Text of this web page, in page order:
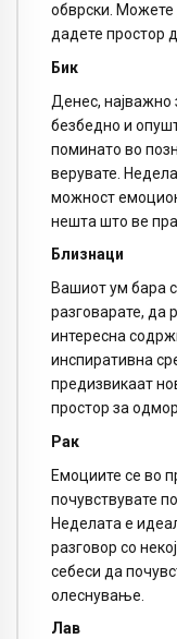
обврски. Можете
дадете простор
Бик
Денес, најважно
безбедно и
поминато во
верувате.
можност
нешта што ве
Близнаци
Вашиот ум бара
разговарате, да
интересна
инспиративна
предизвикаат
простор за одмор.
Рак
Емоциите се во
почувствувате
Неделата е
разговор со
себеси да
олеснување.
Лав